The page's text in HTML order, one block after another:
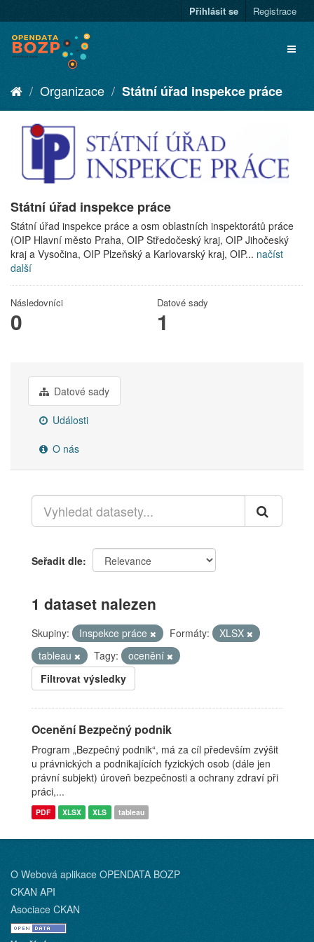
Přihlásit se Registrace
Organizace Státní úřad inspekce práce
Státní úřad inspekce práce
Státní úřad inspekce práce a osm oblastních inspektorátů práce
(OIP Hlavní město Praha, OIP Středočeský kraj, OIP Jihočeský
kraj a Vysočina, OIP Plzeňský a Karlovarský kraj, OIP... načíst
další
Následovníci
0
Datové sady
1
Datové sady
Události
O nás
Seřadit dle
1 dataset nalezen
Skupiny: Inspekce práce Formáty:
XLSX
tableau
Tagy:
ocenění
Filtrovat výsledky
Ocenění Bezpečný podnik
Program „Bezpečný podnik“, má za cíl především zvýšit
u právnických a podnikajících fyzických osob (dále jen
právní subjekt) úroveň bezpečnosti a ochrany zdraví při
práci,...
PDF XLSX XLS tableau
O Webová aplikace OPENDATA BOZP
CKAN API
Asociace CKAN